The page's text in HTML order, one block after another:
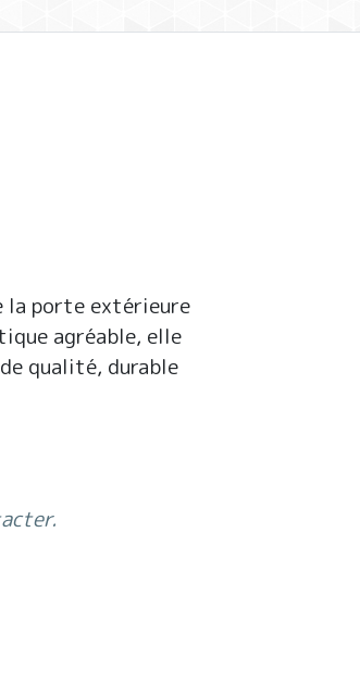
la porte extérieure
agréable, elle
qualité, durable